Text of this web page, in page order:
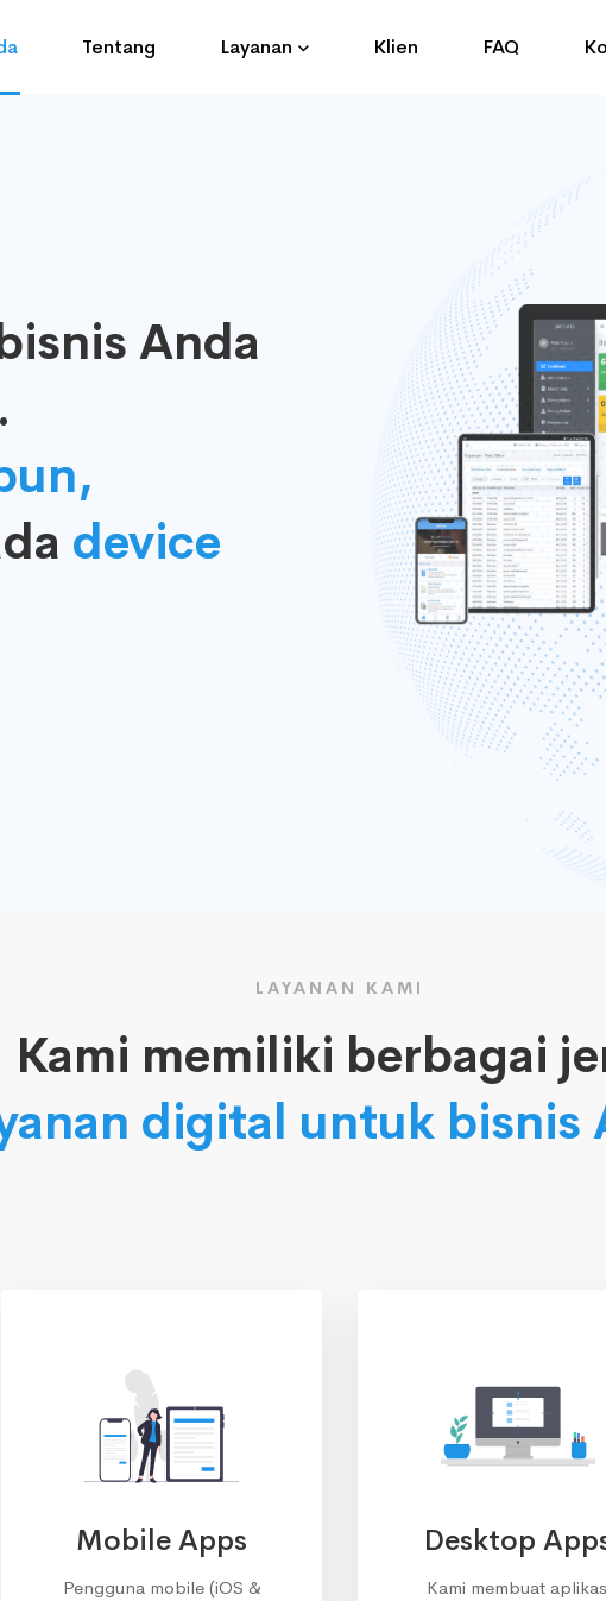
Tentang Layanan Klien FAQ
Anda
device
LAYANAN KAMI
Kami memiliki berbagai
digital untuk bisnis
Mobile Apps
Pengguna mobile (iOS &
Desktop
Kami membuat